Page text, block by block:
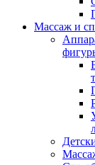
Массаж и